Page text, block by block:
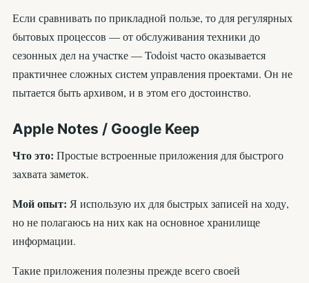
Если сравнивать по прикладной пользе, то для регулярных
бытовых процессов — от обслуживания техники до
сезонных дел на участке — Todoist часто оказывается
практичнее сложных систем управления проектами. Он не
пытается быть архивом, и в этом его достоинство.
Apple Notes / Google Keep
Что это: Простые встроенные приложения для быстрого
захвата заметок.
Мой опыт: Я использую их для быстрых записей на ходу,
но не полагаюсь на них как на основное хранилище
информации.
Такие приложения полезны прежде всего своей